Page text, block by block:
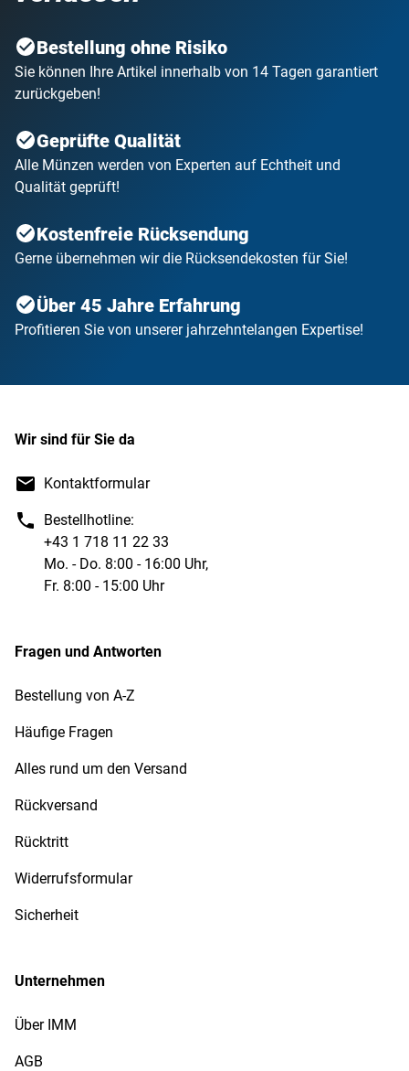
Bestellung ohne Risiko
Sie können Ihre Artikel innerhalb von 14 Tagen garantiert
zurückgeben!
Geprüfte Qualität
Alle Münzen werden von Experten auf Echtheit und
Qualität geprüft!
Kostenfreie Rücksendung
Gerne übernehmen wir die Rücksendekosten für Sie!
Über 45 Jahre Erfahrung
Profitieren Sie von unserer jahrzehntelangen Expertise!
Wir sind für Sie da
Kontaktformular
Bestellhotline:
+43 1 718 11 22 33
Mo. - Do. 8:00 - 16:00 Uhr,
Fr. 8:00 - 15:00 Uhr
Fragen und Antworten
Bestellung von A-Z
Häufige Fragen
Alles rund um den Versand
Rückversand
Rücktritt
Widerrufsformular
Sicherheit
Unternehmen
Über IMM
AGB